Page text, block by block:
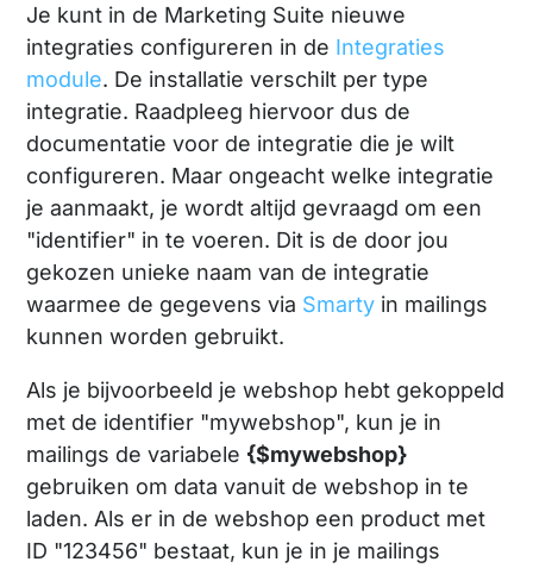
Je kunt in de Marketing Suite nieuwe
integraties configureren in de Integraties
module. De installatie verschilt per type
integratie. Raadpleeg hiervoor dus de
documentatie voor de integratie die je wilt
configureren. Maar ongeacht welke integratie
je aanmaakt, je wordt altijd gevraagd om een
"identifier" in te voeren. Dit is de door jou
gekozen unieke naam van de integratie
waarmee de gegevens via Smarty in mailings
kunnen worden gebruikt.
Als je bijvoorbeeld je webshop hebt gekoppeld
met de identifier "mywebshop", kun je in
mailings de variabele {$mywebshop}
gebruiken om data vanuit de webshop in te
laden. Als er in de webshop een product met
ID "123456" bestaat, kun je in je mailings